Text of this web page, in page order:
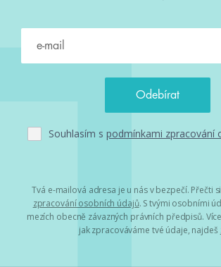
Souhlasím s podmínkami zpracování
Tvá e-mailová adresa je u nás v bezpečí. Přečti si
zpracování osobních údajů. S tvými osobními
mezích obecně závazných právních předpisů.
jak zpracováváme tvé údaje, najdeš